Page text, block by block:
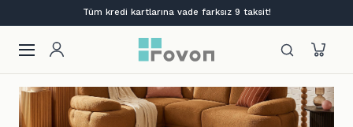
Lansmana özel %12 indirim + ilk siparişe %10